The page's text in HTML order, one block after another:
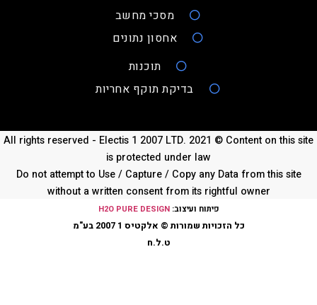
מסכי מחשב
אחסון נתונים
תוכנות
בדיקת תוקף אחריות
All rights reserved - Electis 1 2007 LTD. 2021 © Content on this
is protected under law
Do not attempt to Use / Capture / Copy any Data from this site
without a written consent from its rightful owner
פיתוח ועיצוב:H2O PURE DESIGN
כל הזכויות שמורות © אלקטיס 1 2007 בע"מ
ט.ל.ח